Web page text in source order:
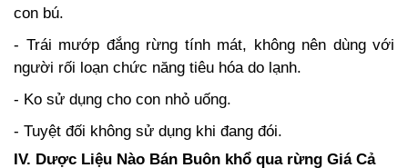
con bú.
- Trái mướp đắng rừng tính mát, không nên dùng với
người rối loạn chức năng tiêu hóa do lạnh.
- Ko sử dụng cho con nhỏ uống.
- Tuyệt đối không sử dụng khi đang đói.
IV. Dược Liệu Nào Bán Buôn khổ qua rừng Giá Cả